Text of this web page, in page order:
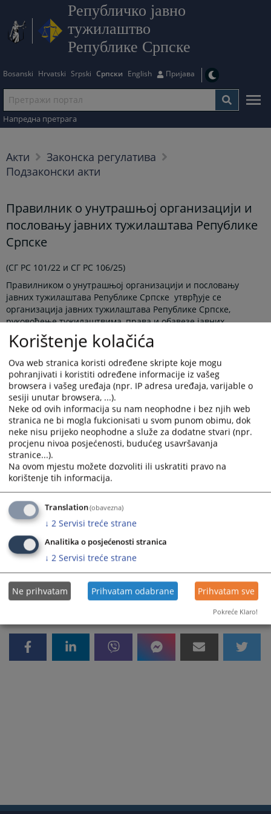
Републичко јавно
тужилаштво
Републике Српске
Bosanski Hrvatski Srpski Српски English Пријава
Напредна претрага
Акти
Законска регулатива
Подзаконски акти
Правилник о унутрашњој организацији и
пословању јавних тужилаштава Републике
Српске
(СГ РС 101/22 и СГ РС 106/25)
Правилником о унутрашњој организацији и пословању
јавних тужилаштава Републике Српске утврђује се
организација јавних тужилаштава Републике Српске,
руковођење тужилаштвима, права и обавезе јавних
тужилаца у унутрашњем раду тужилаштва, унутрашње
пословање, дежурства, број административно-техничког
особља и услови обављања тих послова и поступак измјене
и допуне овог правилника.
Приказана вијест је на: Српски језик
Пратећи документи
Правилник о унутрашњој организацији и пословању
јавних тужилаштава РС (СГ РС 101/22)
Правилник о измјенама и допунама Правилника о
унутрашњој организацији и пословању јт РС (СГ РС
106/25)
7253ПРЕГЛЕДА
Korištenje kolačića
Ova web stranica koristi određene skripte koje mogu
pohranjivati i koristiti određene informacije iz vašeg
browsera i vašeg uređaja (npr. IP adresa uređaja, varijable o
sesiji unutar browsera, ...).
Neke od ovih informacija su nam neophodne i bez njih web
stranica ne bi mogla fukcionisati u svom punom obimu, dok
neke nisu prijeko neophodne a služe za dodatne stvari (npr.
procjenu nivoa posjećenosti, budućeg usavršavanja
stranice...).
Na ovom mjestu možete dozvoliti ili uskratiti pravo na
korištenje tih informacija.
Translation(obavezna)
↓ 2 Servisi treće strane
Analitika o posjećenosti stranica
↓ 2 Servisi treće strane
Ne prihvatam Prihvatam odabrane Prihvatam sve
Pokreće Klaro!